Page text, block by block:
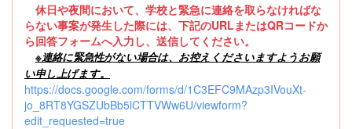
休日や夜間において、学校と緊急に連絡を取らなければな
らない事案が発生した際には、下記のURLまたはQRコードか
ら回答フォームへ入力し、送信してください。
※連絡に緊急性がない場合は、お控えくださいますようお願
い申し上げます。
https://docs.google.com/forms/d/1C3EFC9MAzp3IVouXt-
jo_8RT8YGSZUbBb5lCTTVWw6U/viewform?
edit_requested=true